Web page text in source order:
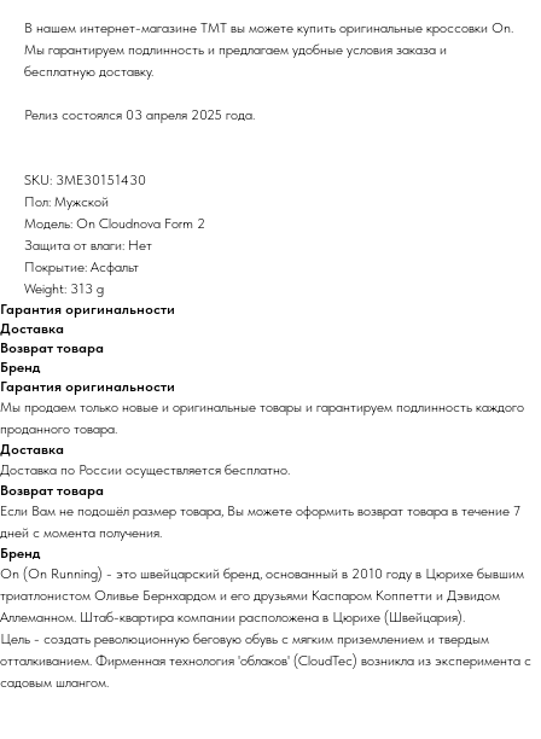
В нашем интернет-магазине TMT вы можете купить оригинальные кроссовки On.
Мы гарантируем подлинность и предлагаем удобные условия заказа и
бесплатную доставку.
Релиз состоялся 03 апреля 2025 года.
SKU: 3ME30151430
Пол: Мужской
Модель: On Cloudnova Form 2
Защита от влаги: Нет
Покрытие: Асфальт
Weight: 313 g
Гарантия оригинальности
Доставка
Возврат товара
Бренд
Гарантия оригинальности
Мы продаем только новые и оригинальные товары и гарантируем подлинность каждого
проданного товара.
Доставка
Доставка по России осуществляется бесплатно.
Возврат товара
Если Вам не подошёл размер товара, Вы можете оформить возврат товара в течение 7
дней с момента получения.
Бренд
On (On Running) - это швейцарский бренд, основанный в 2010 году в Цюрихе бывшим
триатлонистом Оливье Бернхардом и его друзьями Каспаром Коппетти и Дэвидом
Аллеманном. Штаб-квартира компании расположена в Цюрихе (Швейцария).
Цель - создать революционную беговую обувь с мягким приземлением и твердым
отталкиванием. Фирменная технология 'облаков' (CloudTec) возникла из эксперимента с
садовым шлангом.